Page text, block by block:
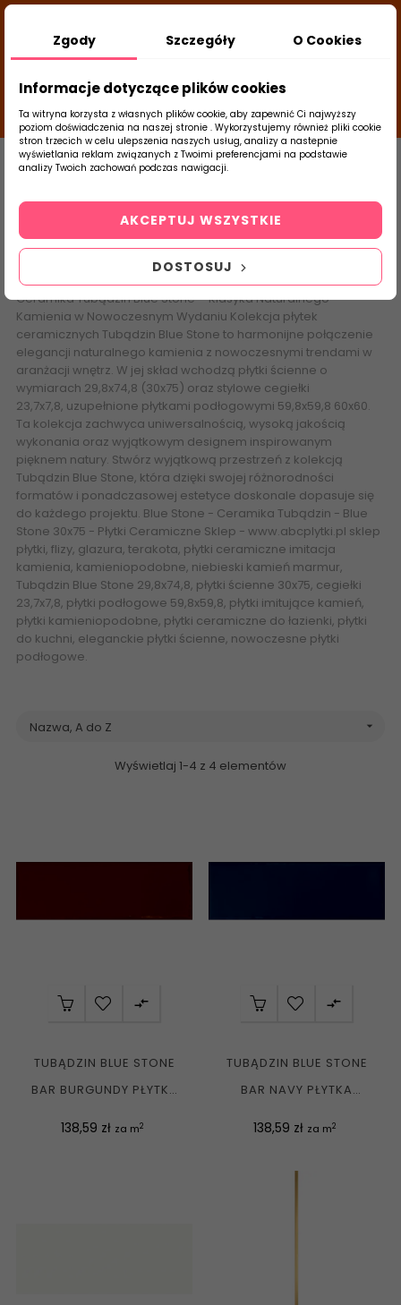
TUBADZIN- DODAJ PRODUKT DO KOSZYKA, UŻYJ
Strona Główna Płytki Łazienkowe
Blue Stone
Ceramika Tubądzin Blue Stone–Klasyka Naturalnego
Kamienia w Nowoczesnym Wydaniu Kolekcja płytek
ceramicznych Tubądzin Blue Stone to harmonijne połączenie
elegancji naturalnego kamienia z nowoczesnymi trendami w
aranżacji wnętrz. W jej skład wchodzą płytki ścienne o
wymiarach 29,8x74,8 (30x75) oraz stylowe cegiełki
23,7x7,8, uzupełnione płytkami podłogowymi 59,8x59,8 60x60.
Ta kolekcja zachwyca uniwersalnością, wysoką jakością
wykonania oraz wyjątkowym designem inspirowanym
pięknem natury. Stwórz wyjątkową przestrzeń z kolekcją
Tubądzin Blue Stone, która dzięki swojej różnorodności
formatów i ponadczasowej estetyce doskonale dopasuje się
do każdego projektu. Blue Stone - Ceramika Tubądzin - Blue
Stone 30x75 - Płytki Ceramiczne Sklep - www.abcplytki.pl sklep
płytki, flizy, glazura, terakota, płytki ceramiczne imitacja
kamienia, kamieniopodobne, niebieski kamień marmur,
Tubądzin Blue Stone 29,8x74,8, płytki ścienne 30x75, cegiełki
23,7x7,8, płytki podłogowe 59,8x59,8, płytki imitujące kamień,
płytki kamieniopodobne, płytki ceramiczne do łazienki, płytki
do kuchni, eleganckie płytki ścienne, nowoczesne płytki
podłogowe.
Nazwa, A do Z 
Wyświetlaj 1-4 z 4 elementów

TUBĄDZIN BLUE STONE
BAR BURGUNDY PŁYTKA
Cena
138,59 zł za m2

TUBĄDZIN BLUE STONE
BAR NAVY PŁYTKA
Cena
138,59 zł za m2
Zgody Szczegóły O Cookies
Informacje dotyczące plików cookies
Ta witryna korzysta z własnych plików cookie, aby zapewnić Ci najwyższy
poziom doświadczenia na naszej stronie . Wykorzystujemy również pliki cookie
stron trzecich w celu ulepszenia naszych usług, analizy a nastepnie
wyświetlania reklam związanych z Twoimi preferencjami na podstawie
analizy Twoich zachowań podczas nawigacji.
DOSTOSUJ
AKCEPTUJ WSZYSTKIE